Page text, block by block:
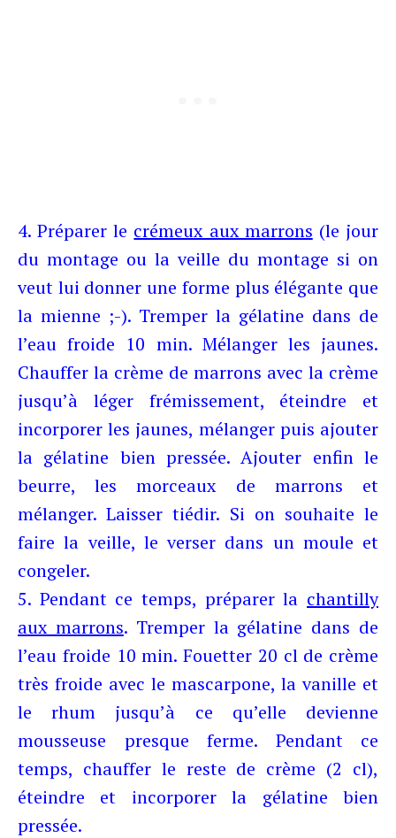
4. Préparer le crémeux aux marrons (le jour
du montage ou la veille du montage si on
veut lui donner une forme plus élégante que
la mienne ;-). Tremper la gélatine dans de
l’eau froide 10 min. Mélanger les jaunes.
Chauffer la crème de marrons avec la crème
jusqu’à léger frémissement, éteindre et
incorporer les jaunes, mélanger puis ajouter
la gélatine bien pressée. Ajouter enfin le
beurre, les morceaux de marrons et
mélanger. Laisser tiédir. Si on souhaite le
faire la veille, le verser dans un moule et
congeler.
5. Pendant ce temps, préparer la chantilly
aux marrons. Tremper la gélatine dans de
l’eau froide 10 min. Fouetter 20 cl de crème
très froide avec le mascarpone, la vanille et
le rhum jusqu’à ce qu’elle devienne
mousseuse presque ferme. Pendant ce
temps, chauffer le reste de crème (2 cl),
éteindre et incorporer la gélatine bien
pressée.